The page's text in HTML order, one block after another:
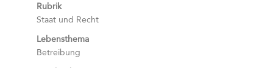
Rubrik
Staat und Recht
Lebensthema
Betreibung